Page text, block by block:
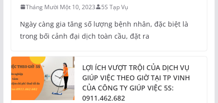
Tháng Mười Một 10, 2023 5S Tạp Vụ
Ngày càng gia tăng số lượng bệnh nhân, đặc biệt là
trong bối cảnh đại dịch toàn cầu, đặt ra
LỢI ÍCH VƯỢT TRỘI CỦA DỊCH VỤ
GIÚP VIỆC THEO GIỜ TẠI TP VINH
CỦA CÔNG TY GIÚP VIỆC 5S:
0911.462.682